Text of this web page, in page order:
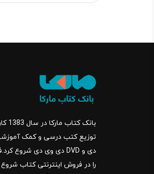
را در فروش اینترنتی کتاب شروع